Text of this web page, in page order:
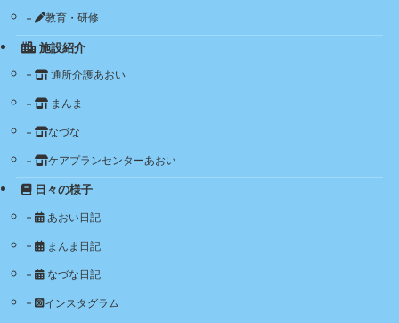
教育・研修
施設紹介
通所介護あおい
まんま
なづな
ケアプランセンターあおい
日々の様子
あおい日記
まんま日記
なづな日記
インスタグラム